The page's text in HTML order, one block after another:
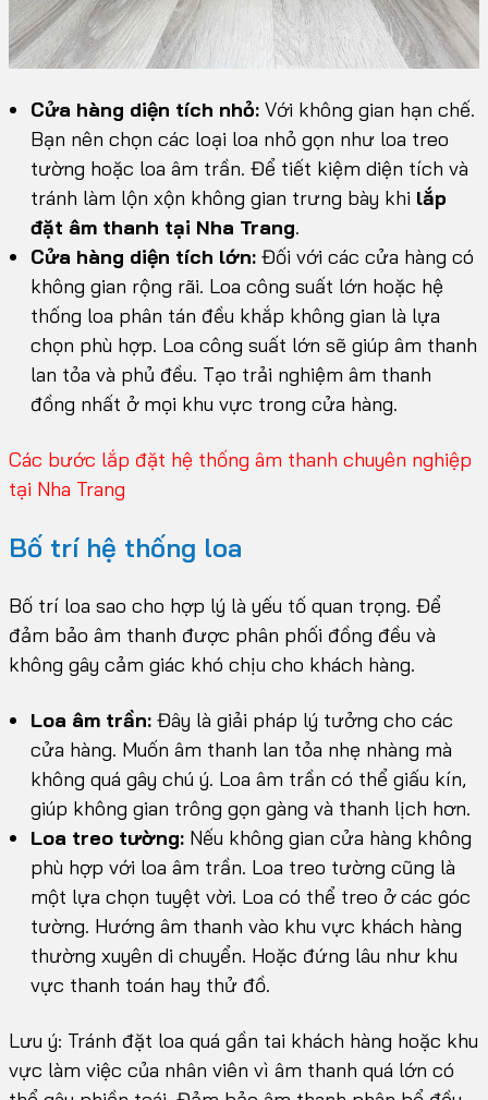
Cửa hàng diện tích nhỏ: Với không gian hạn chế.
Bạn nên chọn các loại loa nhỏ gọn như loa treo
tường hoặc loa âm trần. Để tiết kiệm diện tích và
tránh làm lộn xộn không gian trưng bày khi lắp
đặt âm thanh tại Nha Trang.
Cửa hàng diện tích lớn: Đối với các cửa hàng có
không gian rộng rãi. Loa công suất lớn hoặc hệ
thống loa phân tán đều khắp không gian là lựa
chọn phù hợp. Loa công suất lớn sẽ giúp âm thanh
lan tỏa và phủ đều. Tạo trải nghiệm âm thanh
đồng nhất ở mọi khu vực trong cửa hàng.
Các bước lắp đặt hệ thống âm thanh chuyên nghiệp
tại Nha Trang
Bố trí hệ thống loa
Bố trí loa sao cho hợp lý là yếu tố quan trọng. Để
đảm bảo âm thanh được phân phối đồng đều và
không gây cảm giác khó chịu cho khách hàng.
Loa âm trần: Đây là giải pháp lý tưởng cho các
cửa hàng. Muốn âm thanh lan tỏa nhẹ nhàng mà
không quá gây chú ý. Loa âm trần có thể giấu kín,
giúp không gian trông gọn gàng và thanh lịch hơn.
Loa treo tường: Nếu không gian cửa hàng không
phù hợp với loa âm trần. Loa treo tường cũng là
một lựa chọn tuyệt vời. Loa có thể treo ở các góc
tường. Hướng âm thanh vào khu vực khách hàng
thường xuyên di chuyển. Hoặc đứng lâu như khu
vực thanh toán hay thử đồ.
Lưu ý: Tránh đặt loa quá gần tai khách hàng hoặc khu
vực làm việc của nhân viên vì âm thanh quá lớn có